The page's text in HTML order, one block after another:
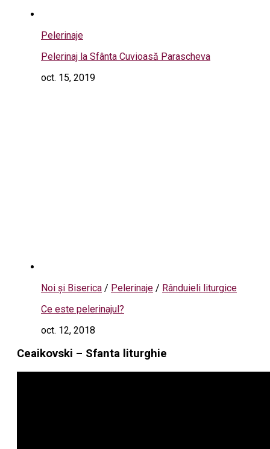
Pelerinaje
Pelerinaj la Sfânta Cuvioasă Parascheva
oct. 15, 2019
Noi și Biserica / Pelerinaje / Rânduieli liturgice
Ce este pelerinajul?
oct. 12, 2018
Ceaikovski – Sfanta liturghie